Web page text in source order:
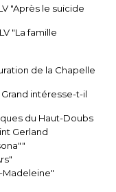
"Après le suicide
"La famille
de la Chapelle
intéresse-t-il
du Haut-Doubs
Gerland
Madeleine"